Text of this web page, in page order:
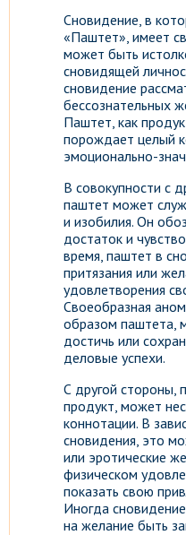
Сновидение, в
«Паштет», имеет
может быть
сновидящей
сновидение
бессознательных
Паштет, как
порождает целый
эмоционально-
В совокупности с
паштет может
и изобилия. Он
достаток и
время, паштет в
притязания или
удовлетворения
Своеобразная
образом паштета,
достичь или
деловые успехи.
С другой стороны,
продукт, может
коннотации. В
сновидения, это
или эротические
физическом
показать свою
Иногда
на желание быть